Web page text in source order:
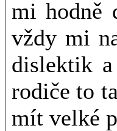
mi hodně
vždy mi
dislektik
rodiče to
mít velké